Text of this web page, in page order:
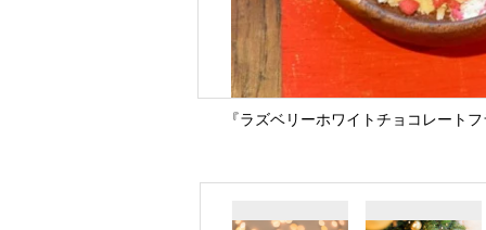
『ラズベリーホワイトチョコレート